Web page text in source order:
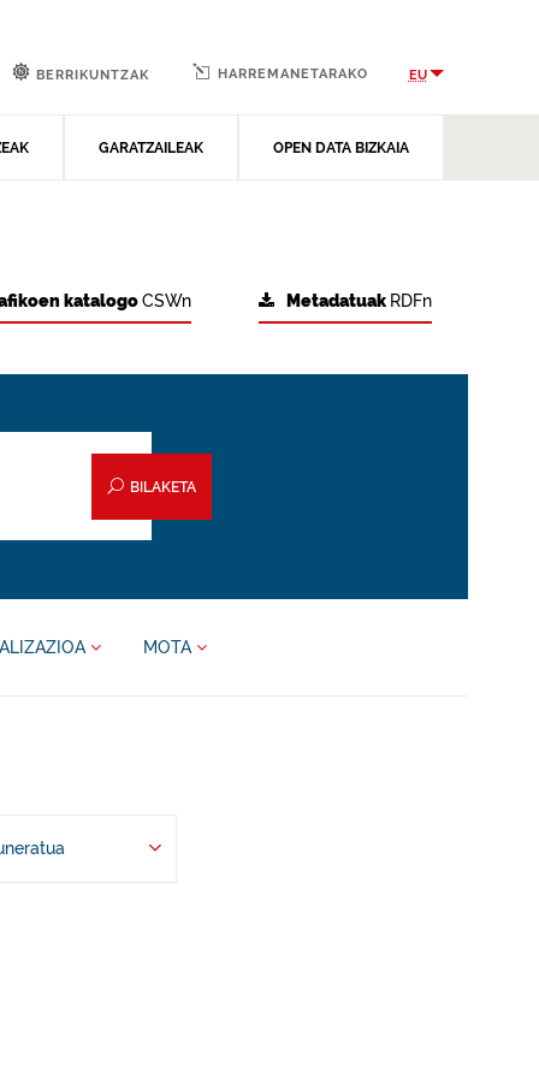
GARATZAILEAK OPEN DATA BIZKAIA
BERRIKUNTZAK HARREMANETARAKO EU
Metadatuak RDFn
katalogoCSWn
BILAKETA
MOTA